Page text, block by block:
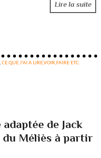
Lire la suite
,CE QUE J'AI A LIRE,VOIR,FAIRE ETC.
de Jack
du Méliès à partir